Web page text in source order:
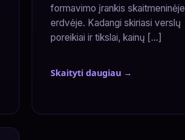
formavimo įrankis skaitmeninėje
erdvėje. Kadangi skiriasi verslų
poreikiai ir tikslai, kainų […]
Skaityti daugiau →